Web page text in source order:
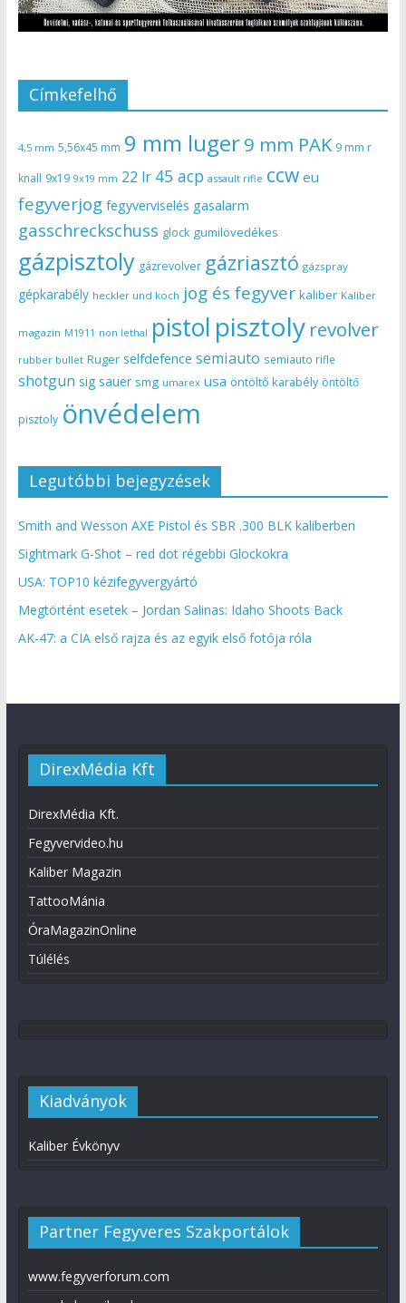
Címkefelhő
4,5 mm 5,56x45 mm 9 mm luger9 mm PAK 9 mm r
knall 9x19 9x19 mm 22 lr 45 acp assault rifle ccw eu
fegyverjog fegyverviselés gasalarm
gasschreckschuss glock gumilövedékes
gázpisztoly gázrevolver gázriasztó gázspray
gépkarabély heckler und koch jog és fegyver kaliber Kaliber
magazin M1911 non lethal pistol pisztoly revolver
rubber bullet Ruger selfdefence semiauto semiauto rifle
shotgun sig sauer smg umarex usa öntöltő karabély öntöltő
pisztoly önvédelem
Legutóbbi bejegyzések
Smith and Wesson AXE Pistol és SBR .300 BLK kaliberben
Sightmark G-Shot – red dot régebbi Glockokra
USA: TOP10 kézifegyvergyártó
Megtörtént esetek – Jordan Salinas: Idaho Shoots Back
AK-47: a CIA első rajza és az egyik első fotója róla
DirexMédia Kft
DirexMédia Kft.
Fegyvervideo.hu
Kaliber Magazin
TattooMánia
ÓraMagazinOnline
Túlélés
Kiadványok
Kaliber Évkönyv
Partner Fegyveres Szakportálok
www.fegyverforum.com